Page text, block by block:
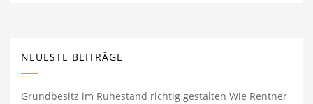
NEUESTE BEITRÄGE
Grundbesitz im Ruhestand richtig gestalten Wie Rentner